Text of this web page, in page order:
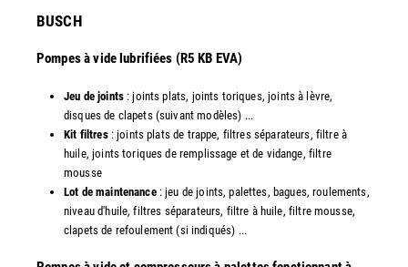
​BUSCH
Pompes à vide lubrifiées (R5 KB EVA)
Jeu de joints : joints plats, joints toriques, joints à lèvre,
disques de clapets (suivant modèles) ...
Kit filtres: joints plats de trappe, filtres séparateurs, filtre à
huile, joints toriques de remplissage et de vidange, filtre
mousse
Lot de maintenance: jeu de joints, palettes, bagues, roulements,
niveau d'huile, filtres séparateurs, filtre à huile, filtre mousse,
clapets de refoulement (si indiqués) ...